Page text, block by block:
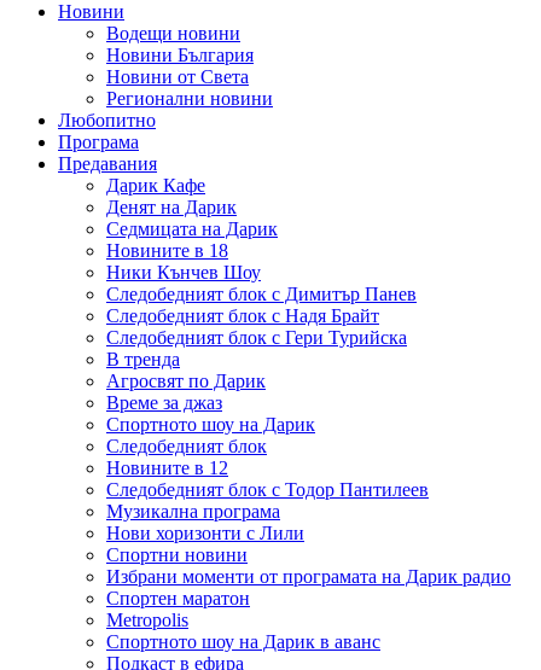
Новини
Водещи новини
Новини България
Новини от Света
Регионални новини
Любопитно
Програма
Предавания
Дарик Кафе
Денят на Дарик
Седмицата на Дарик
Новините в 18
Ники Кънчев Шоу
Следобедният блок с Димитър Панев
Следобедният блок с Надя Брайт
Следобедният блок с Гери Турийска
В тренда
Агросвят по Дарик
Време за джаз
Спортното шоу на Дарик
Следобедният блок
Новините в 12
Следобедният блок с Тодор Пантилеев
Музикална програма
Нови хоризонти с Лили
Спортни новини
Избрани моменти от програмата на Дарик радио
Спортен маратон
Metropolis
Спортното шоу на Дарик в аванс
Подкаст в ефира